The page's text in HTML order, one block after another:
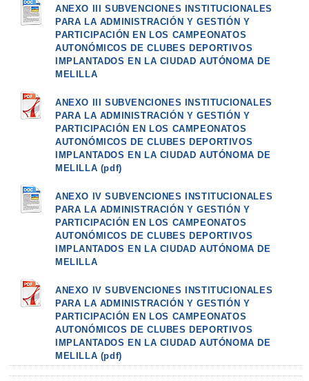
ANEXO III SUBVENCIONES INSTITUCIONALES
PARA LA ADMINISTRACIÓN Y GESTIÓN Y
PARTICIPACIÓN EN LOS CAMPEONATOS
AUTONÓMICOS DE CLUBES DEPORTIVOS
IMPLANTADOS EN LA CIUDAD AUTÓNOMA DE
MELILLA
ANEXO III SUBVENCIONES INSTITUCIONALES
PARA LA ADMINISTRACIÓN Y GESTIÓN Y
PARTICIPACIÓN EN LOS CAMPEONATOS
AUTONÓMICOS DE CLUBES DEPORTIVOS
IMPLANTADOS EN LA CIUDAD AUTÓNOMA DE
MELILLA (pdf)
ANEXO IV SUBVENCIONES INSTITUCIONALES
PARA LA ADMINISTRACIÓN Y GESTIÓN Y
PARTICIPACIÓN EN LOS CAMPEONATOS
AUTONÓMICOS DE CLUBES DEPORTIVOS
IMPLANTADOS EN LA CIUDAD AUTÓNOMA DE
MELILLA
ANEXO IV SUBVENCIONES INSTITUCIONALES
PARA LA ADMINISTRACIÓN Y GESTIÓN Y
PARTICIPACIÓN EN LOS CAMPEONATOS
AUTONÓMICOS DE CLUBES DEPORTIVOS
IMPLANTADOS EN LA CIUDAD AUTÓNOMA DE
MELILLA (pdf)